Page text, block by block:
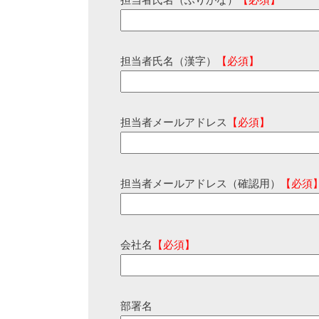
担当者氏名（漢字） 【必須】
担当者メールアドレス 【必須】
担当者メールアドレス（確認用） 【必須
会社名 【必須】
部署名